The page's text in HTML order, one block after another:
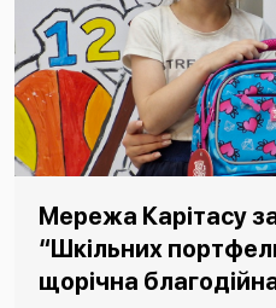
Мережа Карітасу
“Шкільних
щорічна